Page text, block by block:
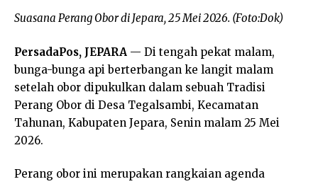
Suasana Perang Obor di Jepara, 25 Mei 2026. (Foto:Dok)
PersadaPos, JEPARA — Di tengah pekat malam,
bunga-bunga api berterbangan ke langit malam
setelah obor dipukulkan dalam sebuah Tradisi
Perang Obor di Desa Tegalsambi, Kecamatan
Tahunan, Kabupaten Jepara, Senin malam 25 Mei
2026.
Perang obor ini merupakan rangkaian agenda